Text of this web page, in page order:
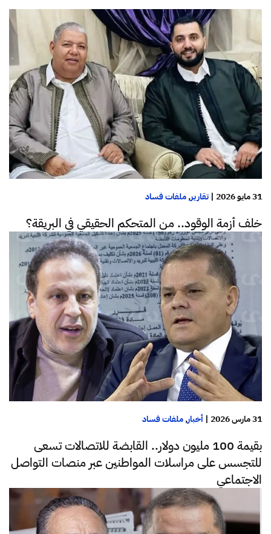
31 مايو 2026 |تقارير,ملفات فساد
خلف أزمة الوقود.. من المتحكم الحقيقي في البريقة؟
31 مارس 2026 | أخبار,ملفات فساد
بقيمة 100 مليون دولار.. القابضة للاتصالات تسعى
للتجسس على مراسلات المواطنين عبر منصات التواصل
الاجتماعي